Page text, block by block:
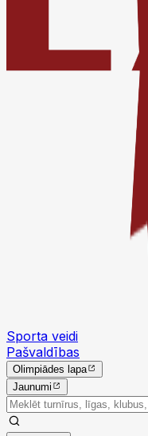
Sporta veidi
Pašvaldības
Olimpiādes lapa
Jaunumi